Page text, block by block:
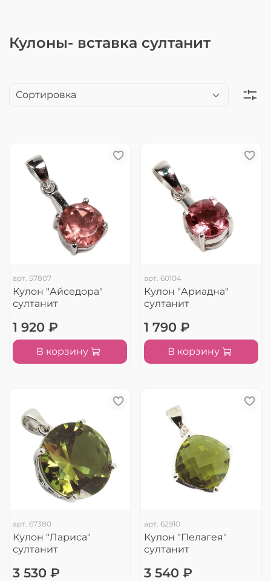
Кулоны- вставка султанит
арт. 57807
Кулон "Айседора"
султанит
1 920 ₽
В корзину
арт. 60104
Кулон "Ариадна"
султанит
1 790 ₽
В корзину
арт. 67380
Кулон "Лариса"
султанит
3 530 ₽
арт. 62910
Кулон "Пелагея"
султанит
3 540 ₽